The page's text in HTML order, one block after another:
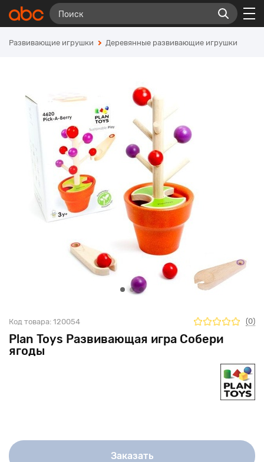
Развивающие игрушки Деревянные развивающие игрушки
Plan Toys Развивающая игра Собери
ягоды
Код товара: 120054 (0)
Заказать